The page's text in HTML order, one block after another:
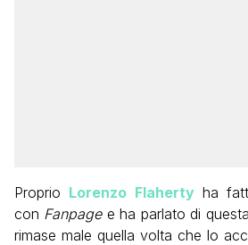
Proprio Lorenzo Flahertyha
con Fanpagee ha parlato di
rimase male quella volta che lo